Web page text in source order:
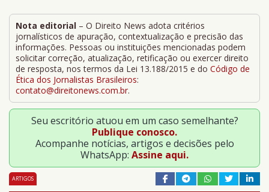
Nota editorial – O Direito News adota critérios
jornalísticos de apuração, contextualização e precisão das
informações. Pessoas ou instituições mencionadas podem
solicitar correção, atualização, retificação ou exercer direito
de resposta, nos termos da Lei 13.188/2015 e do Código de
Ética dos Jornalistas Brasileiros:
contato@direitonews.com.br.
Seu escritório atuou em um caso semelhante?
Publique conosco.
Acompanhe notícias, artigos e decisões pelo
WhatsApp: Assine aqui.
ARTIGOS